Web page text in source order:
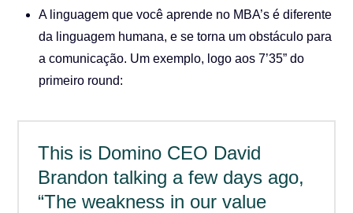
A linguagem que você aprende no MBA’s é diferente
da linguagem humana, e se torna um obstáculo para
a comunicação. Um exemplo, logo aos 7’35” do
primeiro round:
This is Domino CEO David
Brandon talking a few days ago,
“The weakness in our value